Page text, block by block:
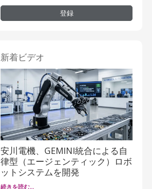
登録
新着ビデオ
安川電機、GEMINI統合による自
律型（エージェンティック）ロボ
ットシステムを開発
続きを読む…